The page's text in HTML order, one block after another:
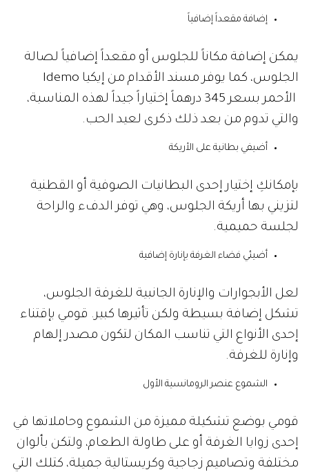
إضافة مقعداً إضافياً
يمكن إضافة مكاناً للجلوس أو مقعداً إضافياً لصالة
الجلوس، كما يوفر مسند الأقدام من إيكيا Idemo
الأحمر بسعر 345 درهماً إختياراً جيداً لهذه المناسبة،
والتي تدوم من بعد ذلك ذكرى لعيد الحب.
أضيفي بطانية على الأريكة
بإمكانكِ إختيار إحدى البطانيات الصوفية أو القطنية
لتزيني بها أريكة الجلوس، وهي توفر الدفء والراحة
لجلسة حميمية.
أضيئي فضاء الغرفة بإنارة إضافية
لعل الأبجوارات والإنارة الجانبية للغرفة الجلوس،
تشكل إضافة بسيطة ولكن تأثيرها كبير. قومي بإقتناء
إحدى الأنواع التي تناسب المكان لتكون مصدر إلهام
وإنارة للغرفة.
الشموع عنصر الرومانسية الأول
قومي بوضع تشكيلة مميزة من الشموع وحاملاتها في
إحدى زوايا الغرفة أو على طاولة الطعام، ولتكن بألوان
مختلفة وتصاميم زجاجية وكريستالية جميلة، كتلك التي